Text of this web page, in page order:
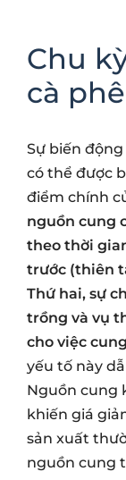
Chu
cà phê
Sự biến
có thể được
điểm chính
nguồn cung
theo thời
trước (thiên
Thứ hai, sự
trồng và vụ
cho việc
yếu tố này
Nguồn cung
khiến giá
sản xuất
nguồn cung